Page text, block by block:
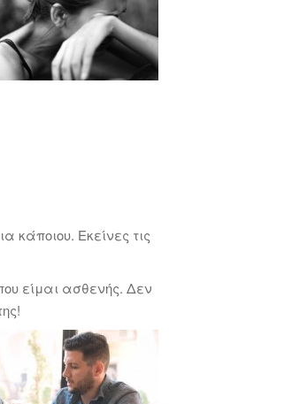
κάποιου. Εκείνες τις
είμαι ασθενής. Δεν